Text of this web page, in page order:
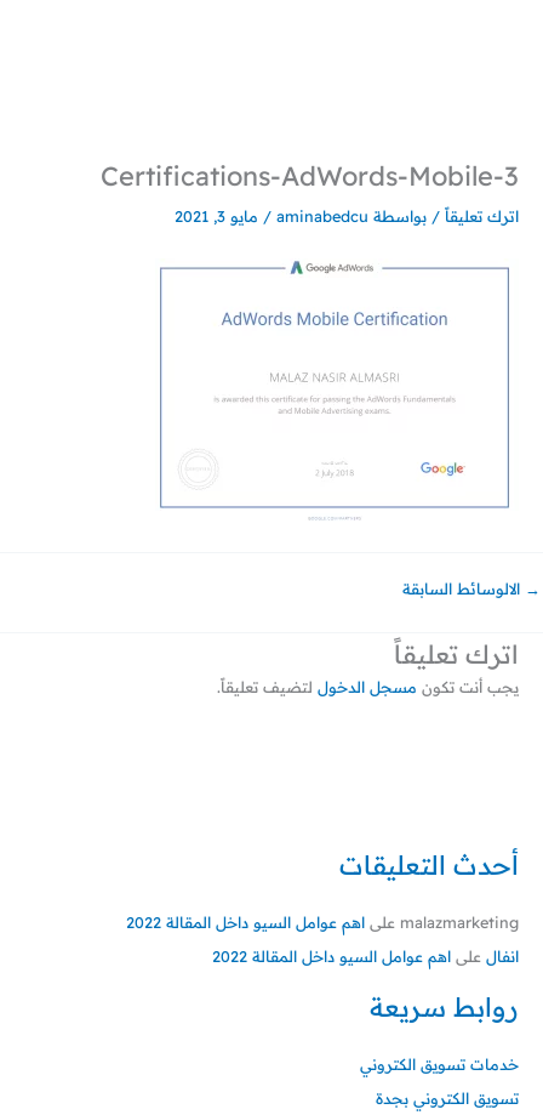
أحدث التعليقات
malazmarketing على اهم عوامل السيو داخل المقالة 2022
انفال على اهم عوامل السيو داخل المقالة 2022
روابط سريعة
خدمات تسويق الكتروني
تسويق الكتروني بجدة
3-Certifications-AdWords-Mobile
اترك تعليقاً / بواسطة aminabedcu
/ مايو 3, 2021
→ الالوسائط السابقة
اترك تعليقاً
يجب أنت تكون مسجل الدخول لتضيف تعليقاً.